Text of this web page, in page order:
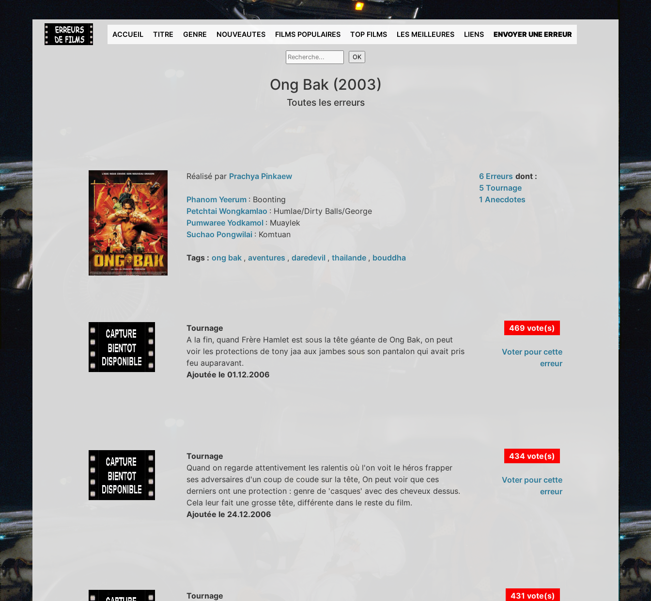
ACCUEIL TITRE GENRE NOUVEAUTES FILMS POPULAIRES TOP FILMS LES MEILLEURES LIENS ENVOYER UNE ERREUR
Ong Bak (2003)
Toutes les erreurs
Réalisé par Prachya Pinkaew
Phanom Yeerum : Boonting
Petchtai Wongkamlao : Humlae/Dirty Balls/George
Pumwaree Yodkamol : Muaylek
Suchao Pongwilai : Komtuan
Tags : ong bak , aventures , daredevil , thailande , bouddha
6 Erreurs dont :
5 Tournage
1 Anecdotes
Tournage
A la fin, quand Frère Hamlet est sous la tête géante de Ong Bak, on peut
voir les protections de tony jaa aux jambes sous son pantalon qui avait pris
feu auparavant.
Ajoutée le 01.12.2006
469 vote(s)
Voter pour cette
erreur
Tournage
Quand on regarde attentivement les ralentis où l'on voit le héros frapper
ses adversaires d'un coup de coude sur la tête, On peut voir que ces
derniers ont une protection : genre de 'casques' avec des cheveux dessus.
Cela leur fait une grosse tête, différente dans le reste du film.
Ajoutée le 24.12.2006
434 vote(s)
Voter pour cette
erreur
Tournage
431 vote(s)